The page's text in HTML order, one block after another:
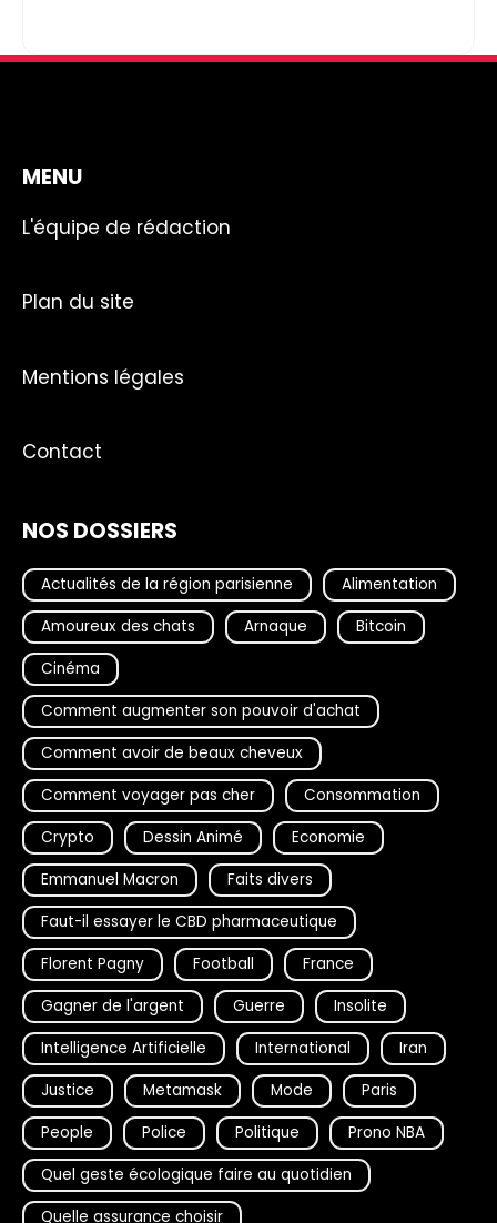
MENU
L'équipe de rédaction
Plan du site
Mentions légales
Contact
NOS DOSSIERS
Actualités de la région parisienne
Alimentation
Amoureux des chats
Arnaque
Bitcoin
Cinéma
Comment augmenter son pouvoir d'achat
Comment avoir de beaux cheveux
Comment voyager pas cher
Consommation
Crypto
Dessin Animé
Economie
Emmanuel Macron
Faits divers
Faut-il essayer le CBD pharmaceutique
Florent Pagny
Football
France
Gagner de l'argent
Guerre
Insolite
Intelligence Artificielle
International
Iran
Justice
Metamask Mode
Paris
People
Police Politique
Prono NBA
Quel geste écologique faire au quotidien
Quelle assurance choisir